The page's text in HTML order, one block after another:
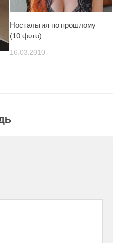
Ностальгия по прошлому
(10 фото)
16.03.2010